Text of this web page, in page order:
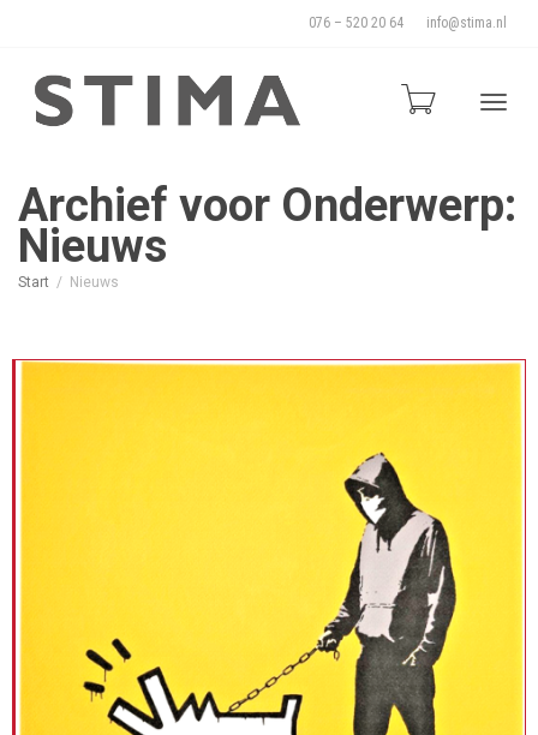
076 – 520 20 64 info@stima.nl
Archief voor Onderwerp:
Nieuws
Start Nieuws